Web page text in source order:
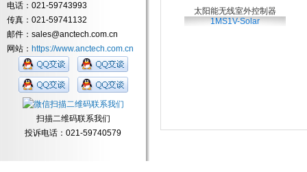
电话：021-59743993
传真：021-59741132
邮件：sales@anctech.com.cn
网站： https://www.anctech.com.cn
扫描二维码联系我们
投诉电话：021-59740579
太阳能无线室外控制器
1MS1V-Solar